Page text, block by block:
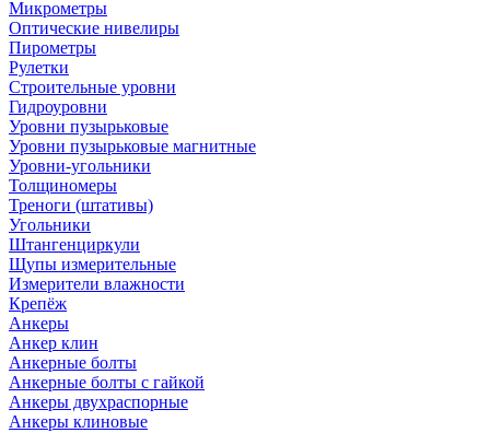
Микрометры
Оптические нивелиры
Пирометры
Рулетки
Строительные уровни
Гидроуровни
Уровни пузырьковые
Уровни пузырьковые магнитные
Уровни-угольники
Толщиномеры
Треноги (штативы)
Угольники
Штангенциркули
Щупы измерительные
Измерители влажности
Крепёж
Анкеры
Анкер клин
Анкерные болты
Анкерные болты с гайкой
Анкеры двухраспорные
Анкеры клиновые